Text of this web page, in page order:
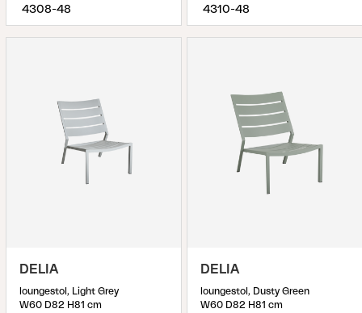
4308-48 4310-48
DELIA
loungestol, Light Grey
W60 D82 H81 cm
DELIA
loungestol, Dusty Green
W60 D82 H81 cm